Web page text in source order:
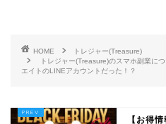
HOME
トレジャー(Treasure)
トレジャー(Treasure)のスマホ副業に
エイトのLINEアカウントだった！？
【お得